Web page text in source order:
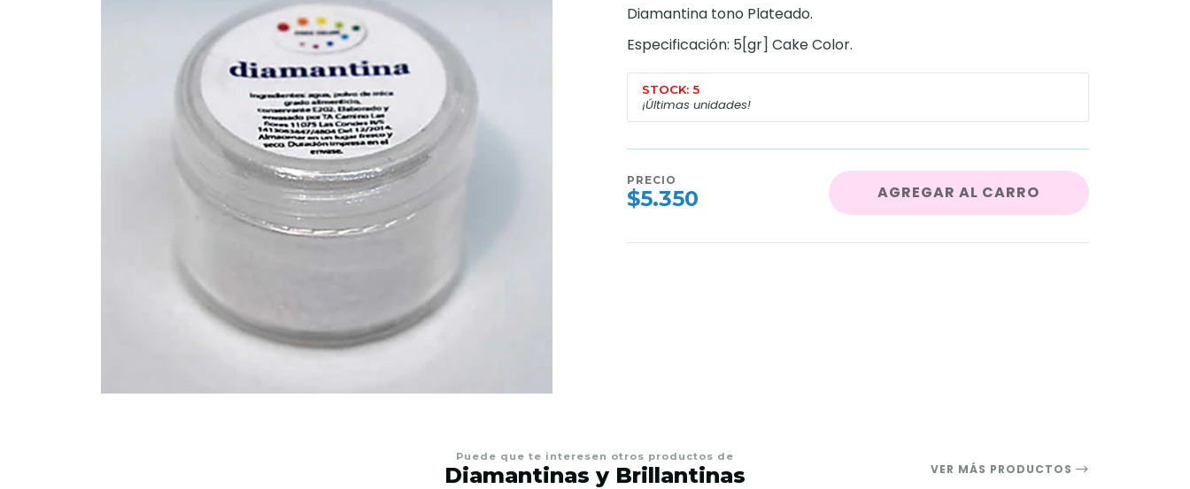
Diamantina tono Plateado.
Especificación: 5[gr] Cake Color.
STOCK: 5
¡Últimas unidades!
PRECIO
$5.350 AGREGAR AL CARRO
Puede que te interesen otros productos de
Diamantinas y Brillantinas VER MÁS PRODUCTOS